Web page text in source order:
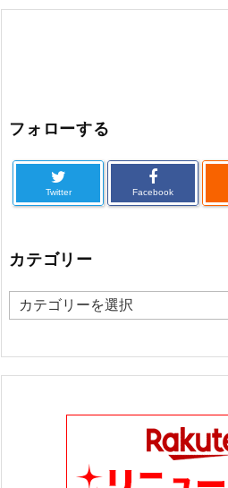
フォローする
Twitter Facebook
カテゴリー
カ
ゴ